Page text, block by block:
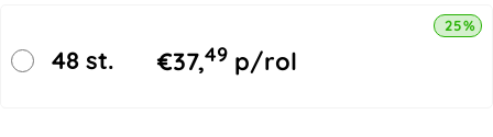
48 st. €37,49 p/rol
25%